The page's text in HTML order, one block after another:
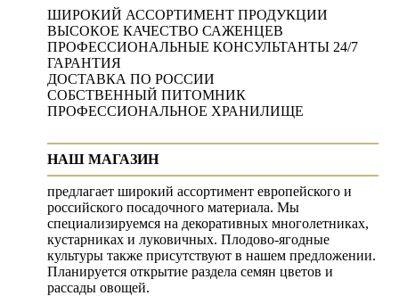
ШИРОКИЙ АССОРТИМЕНТ ПРОДУКЦИИ
ВЫСОКОЕ КАЧЕСТВО САЖЕНЦЕВ
ПРОФЕССИОНАЛЬНЫЕ КОНСУЛЬТАНТЫ 24/7
ГАРАНТИЯ
ДОСТАВКА ПО РОССИИ
СОБСТВЕННЫЙ ПИТОМНИК
ПРОФЕССИОНАЛЬНОЕ ХРАНИЛИЩЕ
НАШ МАГАЗИН
предлагает широкий ассортимент европейского и
российского посадочного материала. Мы
специализируемся на декоративных многолетниках,
кустарниках и луковичных. Плодово-ягодные
культуры также присутствуют в нашем предложении.
Планируется открытие раздела семян цветов и
рассады овощей.